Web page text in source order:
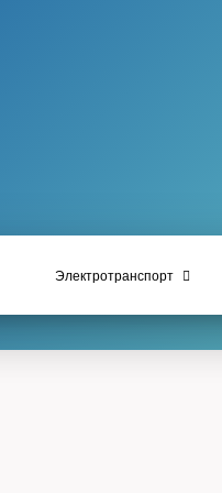
Электротранспорт